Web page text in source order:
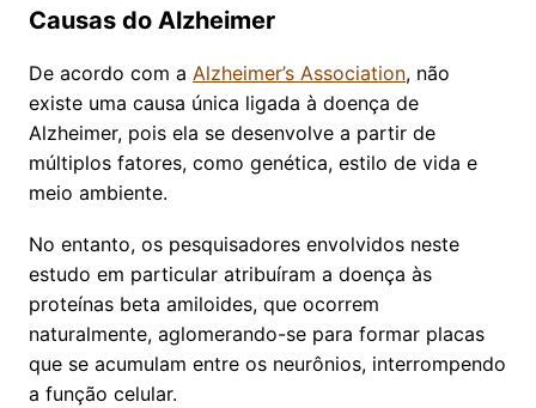
Causas do Alzheimer
De acordo com a Alzheimer’s Association, não
existe uma causa única ligada à doença de
Alzheimer, pois ela se desenvolve a partir de
múltiplos fatores, como genética, estilo de vida e
meio ambiente.
No entanto, os pesquisadores envolvidos neste
estudo em particular atribuíram a doença às
proteínas beta amiloides, que ocorrem
naturalmente, aglomerando-se para formar placas
que se acumulam entre os neurônios, interrompendo
a função celular.